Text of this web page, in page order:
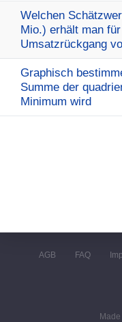
Welchen
Mio.) erhält man
Umsatzrückgang
Graphisch
Summe der
Minimum wird
AGB FAQ